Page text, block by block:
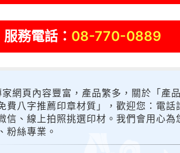
服務電話： 08-770-0889
家網頁內容豐富，產品繁多，關於「產
費八字推薦印章材質」，歡迎您：電
信、線上拍照挑選印材。我們會用心
粉絲專業。